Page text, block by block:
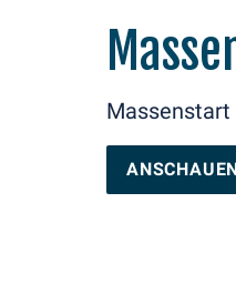
Massenstart